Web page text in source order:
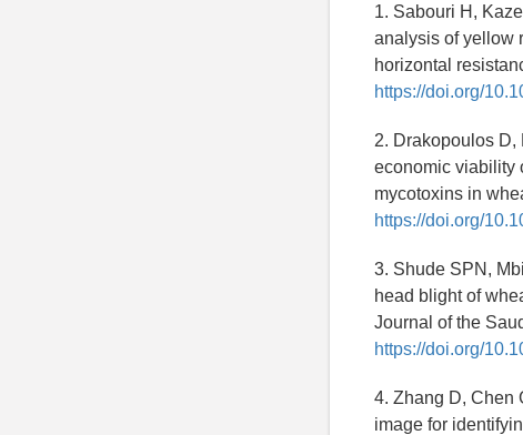
1. Sabouri H,
analysis of yellow
horizontal
https://doi.org/
2. Drakopoulos D,
economic viability
mycotoxins in
https://doi.org/
3. Shude SPN,
head blight of
Journal of the
https://doi.org/
4. Zhang D, Chen
image for